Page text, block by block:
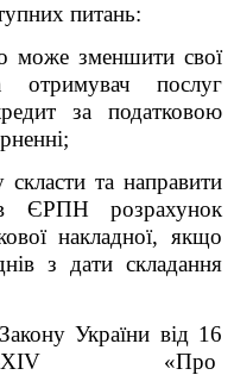
питань:
може зменшити свої
отримувач послуг
за податковою
та направити
ЄРПН розрахунок
накладної, якщо
з дати складання
України від 16
996-XIV «Про